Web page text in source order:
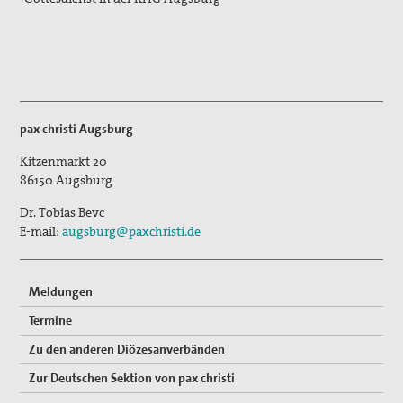
Christlich-muslimischer Dialog
Begleitung bei Gewissensfragen zum neuen Wehrdienst,
KDV Beratung
friedens räume
Ehrenamtliche
Pädagogisches Konzept
Publikationen
pax christi Augsburg
Kitzenmarkt 20
86150 Augsburg
Dr. Tobias Bevc
E-mail:augsburg@paxchristi.de
Meldungen
Termine
Zu den anderen Diözesanverbänden
Zur Deutschen Sektion von pax christi